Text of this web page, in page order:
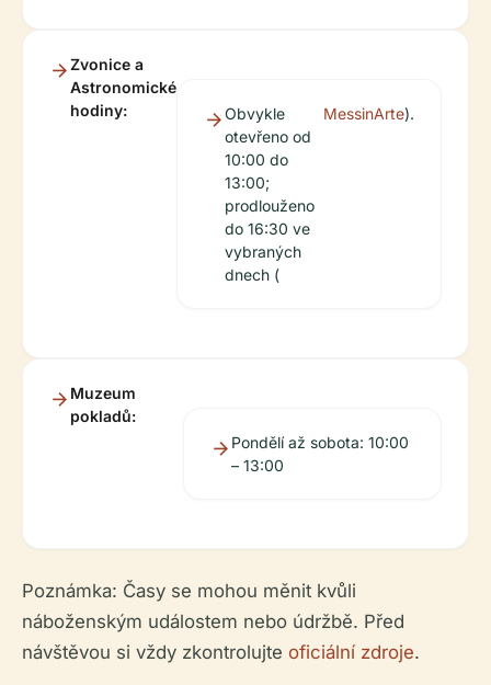
Zvonice a
Astronomické
hodiny:
Obvykle
otevřeno od
10:00 do
13:00;
prodlouženo
do 16:30 ve
vybraných
dnech (
MessinArte).
Muzeum
pokladů:
Pondělí až sobota: 10:00
– 13:00
Poznámka: Časy se mohou měnit kvůli
náboženským událostem nebo údržbě. Před
návštěvou si vždy zkontrolujte oficiální zdroje.